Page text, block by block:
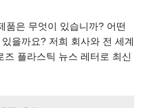
품은 무엇이 있습니까? 어떤
을까요? 저희 회사와 전 세계
플라스틱 뉴스 레터로 최신